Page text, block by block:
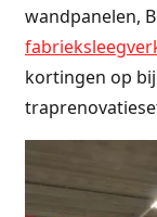
wandpanelen,
kortingen op